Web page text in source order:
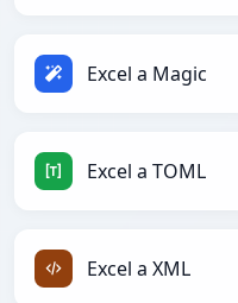
Excel a Magic
Excel a TOML
Excel a XML